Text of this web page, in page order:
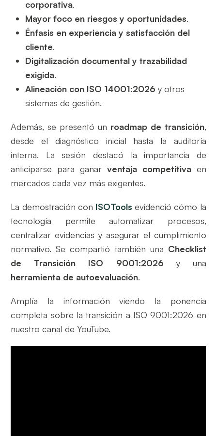
corporativa.
Mayor foco en riesgos y oportunidades.
Énfasis en experiencia y satisfacción del
cliente.
Digitalización documental y trazabilidad
exigida.
Alineación con ISO 14001:2026 y otros
sistemas de gestión.
Además, se presentó un roadmap de transición,
desde el diagnóstico inicial hasta la auditoría
interna. La sesión destacó la importancia de
anticiparse para ganar ventaja competitivaen
mercados cada vez más exigentes.
La demostración con ISOTools evidenció cómo la
tecnología permite automatizar procesos,
centralizar evidencias y asegurar el cumplimiento
normativo. Se compartió también una Checklist
de Transición ISO 9001:2026 y una
herramienta de autoevaluación.
Amplía la información viendo la ponencia
completa sobre la transición a ISO 9001:2026 en
nuestro canal de YouTube.